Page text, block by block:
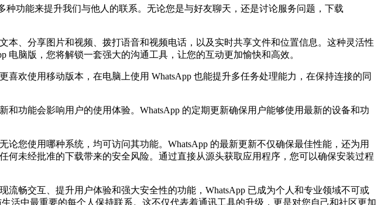
功能来提升我们与他人的联系。无论您是与好友聊天，还是讨论服务问题，下载
、分享图片和视频、拨打语音和视频电话，以及实时共享文件和位置信息。这种灵活性
脑版，您将解锁一套强大的沟通工具，让您的互动更加愉快和高效。
欢使用移动版本，在电脑上使用 WhatsApp 也能提升多任务处理能力，在保持连接的同
功能会影响用户的使用体验。WhatsApp 的定期更新确保用户能够使用最新的设备和功
论您使用哪种系统，均可访问其功能。WhatsApp 的最新更新不仅确保最佳性能，还为用
何未经批准的下载带来的安全风险。通过直接从源头获取应用程序，您可以确保安装过程
畅交互、提升用户体验和强大安全性的功能，WhatsApp 已成为个人和专业领域不可或
活中最重要的每个人保持联系。这不仅代表着通讯工具的升级，更是对您自己和社区更加